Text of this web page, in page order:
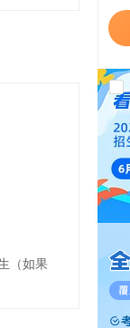
（如果